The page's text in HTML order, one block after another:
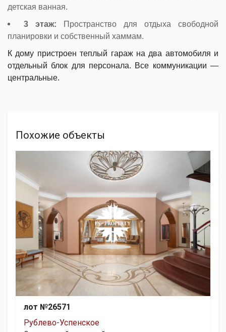
детская ванная.
3 этаж: Пространство для отдыха свободной
планировки и собственный хаммам.
К дому пристроен теплый гараж на два автомобиля и
отдельный блок для персонала. Все коммуникации —
центральные.
Похожие объекты
лот №26571
Рублево-Успенское